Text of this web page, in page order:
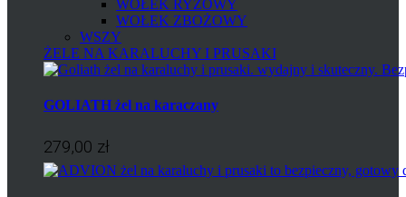
WOŁEK RYŻOWY
WOŁEK ZBOŻOWY
WSZY
ŻELE NA KARALUCHY I PRUSAKI
GOLIATH żel na karaczany
279,00 zł